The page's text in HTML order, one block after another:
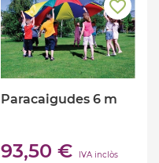
Paracaigudes 6 m
93,50 € IVA inclòs